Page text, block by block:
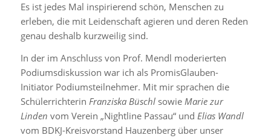
Es ist jedes Mal inspirierend schön, Menschen zu
erleben, die mit Leidenschaft agieren und deren Reden
genau deshalb kurzweilig sind.
In der im Anschluss von Prof. Mendl moderierten
Podiumsdiskussion war ich als PromisGlauben-
Initiator Podiumsteilnehmer. Mit mir sprachen die
Schülerrichterin Franziska Büschlsowie Marie zur
Linden vom Verein „Nightline Passau“ und Elias Wandl
vom BDKJ-Kreisvorstand Hauzenberg über unser